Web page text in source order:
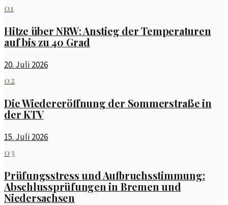
01
Hitze über NRW: Anstieg der Temperaturen
auf bis zu 40 Grad
20. Juli 2026
02
Die Wiedereröffnung der Sommerstraße in
der KTV
15. Juli 2026
03
Prüfungsstress und Aufbruchsstimmung:
Abschlussprüfungen in Bremen und
Niedersachsen